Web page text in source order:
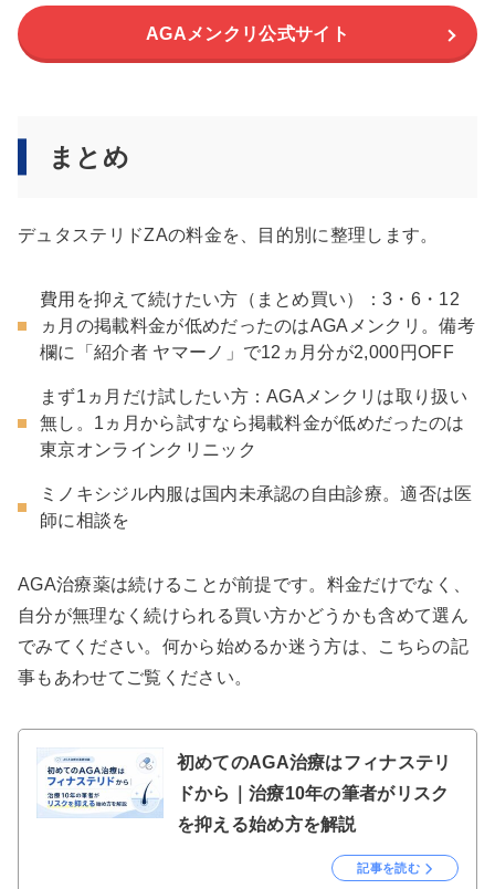
AGAメンクリ公式サイト
まとめ
デュタステリドZAの料金を、目的別に整理します。
費用を抑えて続けたい方（まとめ買い）：3・6・12
ヵ月の掲載料金が低めだったのはAGAメンクリ。備考
欄に「紹介者 ヤマーノ」で12ヵ月分が2,000円OFF
まず1ヵ月だけ試したい方：AGAメンクリは取り扱い
無し。1ヵ月から試すなら掲載料金が低めだったのは
東京オンラインクリニック
ミノキシジル内服は国内未承認の自由診療。適否は医
師に相談を
AGA治療薬は続けることが前提です。料金だけでなく、
自分が無理なく続けられる買い方かどうかも含めて選ん
でみてください。何から始めるか迷う方は、こちらの記
事もあわせてご覧ください。
初めてのAGA治療はフィナステリ
ドから｜治療10年の筆者がリスク
を抑える始め方を解説
記事を読む